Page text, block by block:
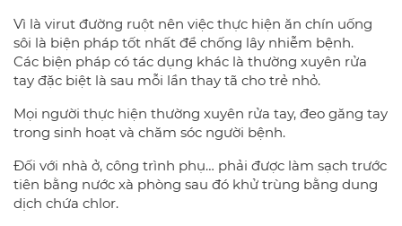
Vì là virut đường ruột nên việc thực hiện ăn chín uống
sôi là biện pháp tốt nhất để chống lây nhiễm bệnh.
Các biện pháp có tác dụng khác là thường xuyên rửa
tay đặc biệt là sau mỗi lần thay tã cho trẻ nhỏ.
Mọi người thực hiện thường xuyên rửa tay, đeo găng tay
trong sinh hoạt và chăm sóc người bệnh.
Đối với nhà ở, công trình phụ… phải được làm sạch trước
tiên bằng nước xà phòng sau đó khử trùng bằng dung
dịch chứa chlor.